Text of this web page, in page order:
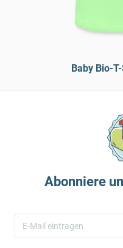
Baby Bio-
Abonniere